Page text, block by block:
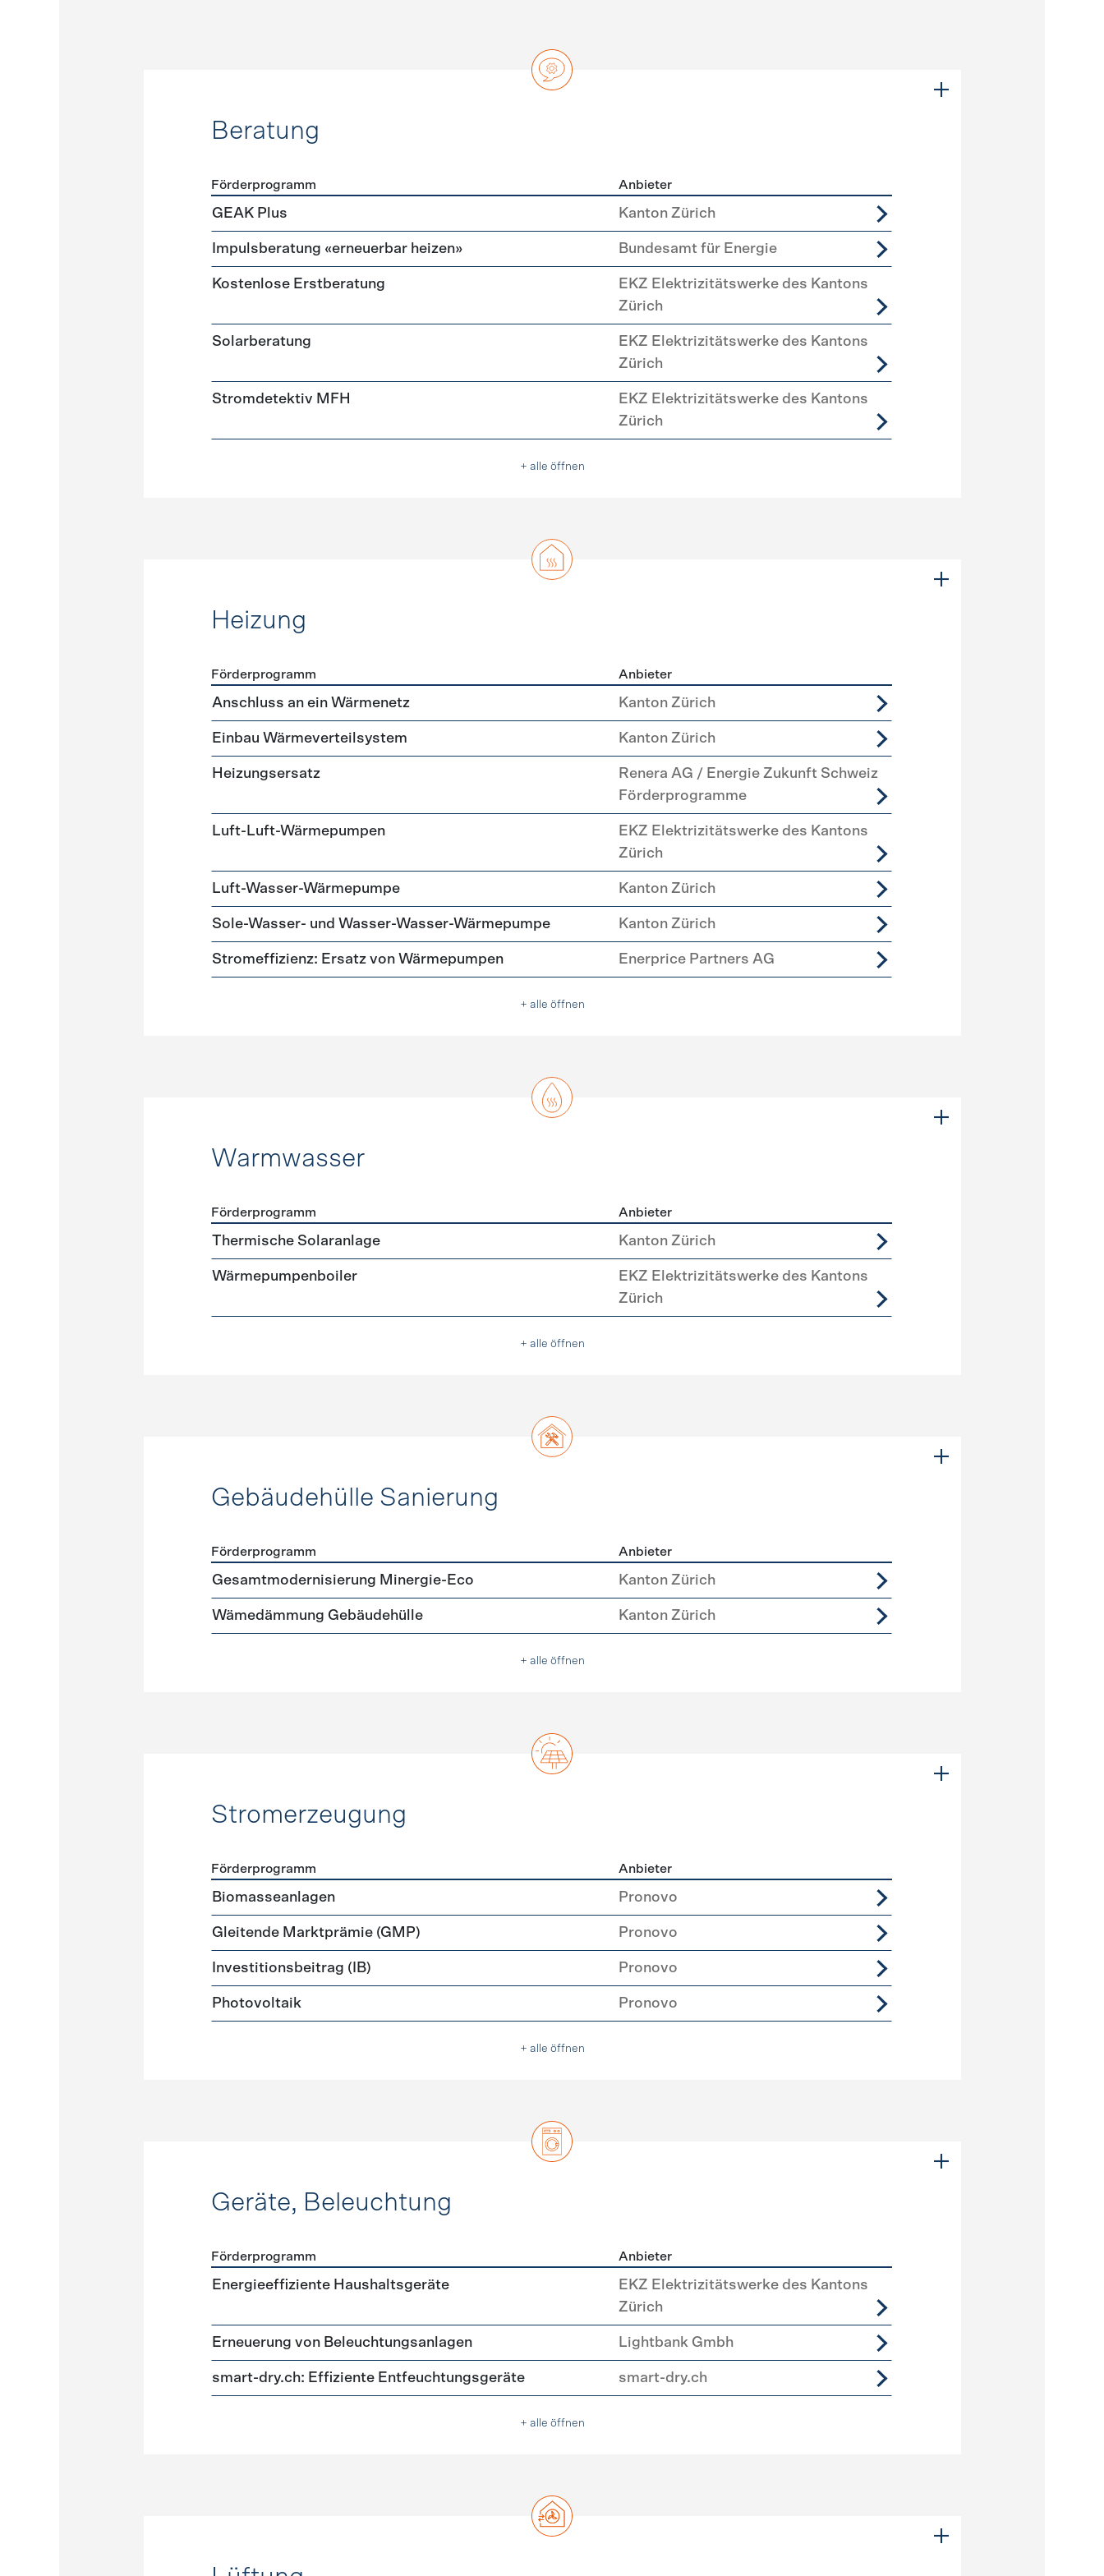
Beratung
Förderprogramme
Förderprogramm Anbieter
GEAK Plus Kanton Zürich
Impulsberatung «erneuerbar heizen» Bundesamt für Energie
Kostenlose Erstberatung
EKZ Elektrizitätswerke des Kantons
Zürich
Solarberatung
EKZ Elektrizitätswerke des Kantons
Zürich
Stromdetektiv MFH
EKZ Elektrizitätswerke des Kantons
Zürich
+ alle öffnen
Heizung
Förderprogramme Heizung
Förderprogramm Anbieter
Anschluss an ein Wärmenetz Kanton Zürich
Einbau Wärmeverteilsystem Kanton Zürich
Heizungsersatz
Renera AG / Energie Zukunft Schweiz
Förderprogramme
Luft-Luft-Wärmepumpen
EKZ Elektrizitätswerke des Kantons
Zürich
Luft-Wasser-Wärmepumpe Kanton Zürich
Sole-Wasser- und Wasser-Wasser-Wärmepumpe Kanton Zürich
Stromeffizienz: Ersatz von Wärmepumpen Enerprice Partners AG
+ alle öffnen
Warmwasser
Förderprogramme Warmwasser
Förderprogramm Anbieter
Thermische Solaranlage Kanton Zürich
Wärmepumpenboiler
EKZ Elektrizitätswerke des Kantons
Zürich
+ alle öffnen
Gebäudehülle Sanierung
Förderprogramme Gebäudehülle Sanierung
Förderprogramm Anbieter
Gesamtmodernisierung Minergie-Eco Kanton Zürich
Wämedämmung Gebäudehülle Kanton Zürich
+ alle öffnen
Stromerzeugung
Förderprogramme
Förderprogramm Anbieter
Biomasseanlagen Pronovo
Gleitende Marktprämie (GMP) Pronovo
Investitionsbeitrag (IB) Pronovo
Photovoltaik Pronovo
+ alle öffnen
Geräte, Beleuchtung
Förderprogramme Geräte, Beleuchtung
Förderprogramm Anbieter
Energieeffiziente Haushaltsgeräte
EKZ Elektrizitätswerke des Kantons
Zürich
Erneuerung von Beleuchtungsanlagen Lightbank Gmbh
smart-dry.ch: Effiziente Entfeuchtungsgeräte smart-dry.ch
+ alle öffnen